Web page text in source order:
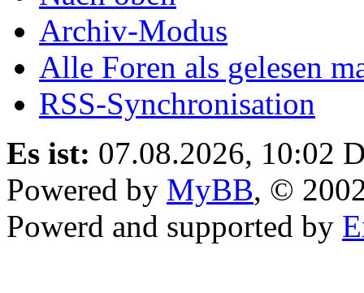
Archiv-Modus
Alle Foren als gelesen
RSS-Synchronisation
Es ist: 07.08.2026, 10:02
Powered by MyBB, ©
Powerd and supported by